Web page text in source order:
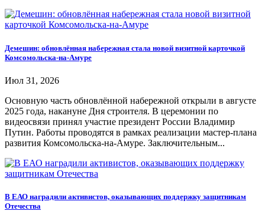
Демешин: обновлённая набережная стала новой визитной карточкой
Комсомольска-на-Амуре
Июл 31, 2026
Основную часть обновлённой набережной открыли в августе
2025 года, накануне Дня строителя. В церемонии по
видеосвязи принял участие президент России Владимир
Путин. Работы проводятся в рамках реализации мастер-плана
развития Комсомольска-на-Амуре. Заключительным...
В ЕАО наградили активистов, оказывающих поддержку защитникам
Отечества